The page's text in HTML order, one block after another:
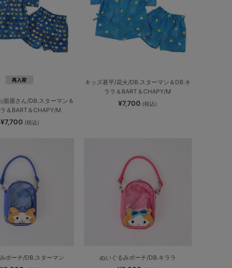
再入荷
面屋さん/DB.スターマン＆
＆BART＆CHAPY/M
¥7,700 (税込)
キッズ甚平/花火/DB.スターマン＆DB.キ
ララ＆BART＆CHAPY/M
¥7,700 (税込)
ポーチ/DB.スターマン ぬいぐるみポーチ/DB.キララ